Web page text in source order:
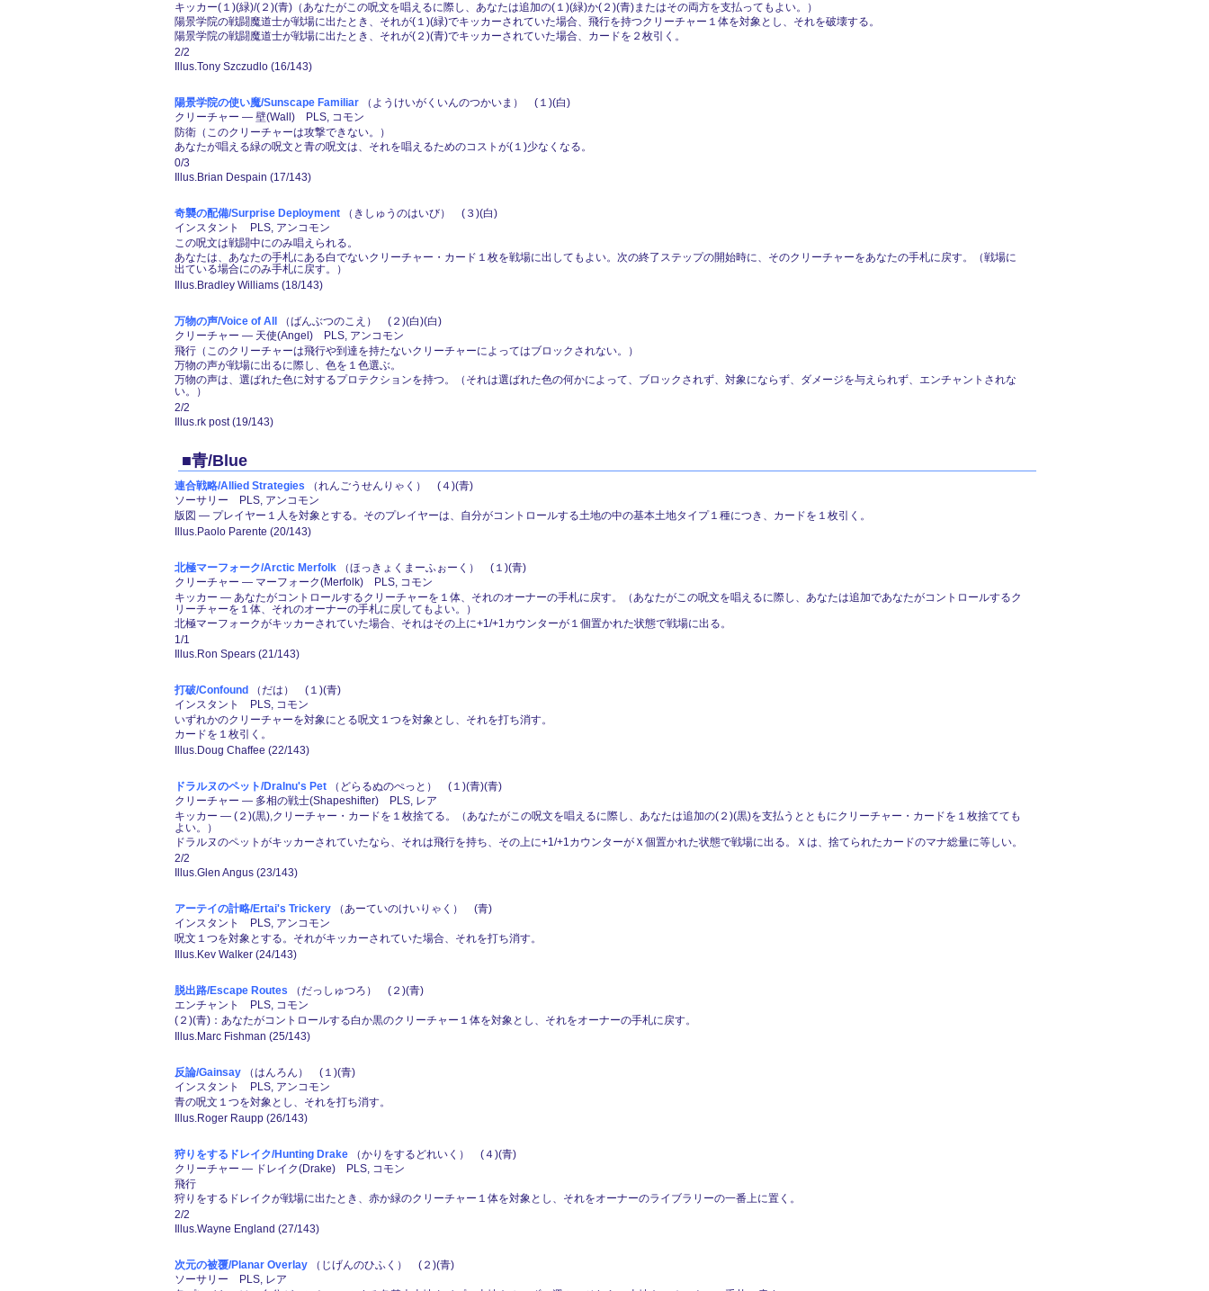
キッカー(１)(緑)/(２)(青)（あなたがこの呪文を唱えるに際し、あなたは追加の(１)(緑)か(２)(青)またはその両方を支払ってもよい。）
陽景学院の戦闘魔道士が戦場に出たとき、それが(１)(緑)でキッカーされていた場合、飛行を持つクリーチャー１体を対象とし、それを破壊する。
陽景学院の戦闘魔道士が戦場に出たとき、それが(２)(青)でキッカーされていた場合、カードを２枚引く。
2/2
Illus.Tony Szczudlo (16/143)
陽景学院の使い魔/Sunscape Familiar （ようけいがくいんのつかいま） (１)(白)
クリーチャー ― 壁(Wall) PLS, コモン
防衛（このクリーチャーは攻撃できない。）
あなたが唱える緑の呪文と青の呪文は、それを唱えるためのコストが(１)少なくなる。
0/3
Illus.Brian Despain (17/143)
奇襲の配備/Surprise Deployment （きしゅうのはいび） (３)(白)
インスタント PLS, アンコモン
この呪文は戦闘中にのみ唱えられる。
あなたは、あなたの手札にある白でないクリーチャー・カード１枚を戦場に出してもよい。次の終了ステップの開始時に、そのクリーチャーをあなたの手札に戻す。（戦場に
出ている場合にのみ手札に戻す。）
Illus.Bradley Williams (18/143)
万物の声/Voice of All
（ばんぶつのこえ） (２)(白)(白)
クリーチャー ― 天使(Angel) PLS, アンコモン
飛行（このクリーチャーは飛行や到達を持たないクリーチャーによってはブロックされない。）
万物の声が戦場に出るに際し、色を１色選ぶ。
万物の声は、選ばれた色に対するプロテクションを持つ。（それは選ばれた色の何かによって、ブロックされず、対象にならず、ダメージを与えられず、エンチャントされな
い。）
2/2
Illus.rk post (19/143)
■青/Blue
連合戦略/Allied Strategies （れんごうせんりゃく） (４)(青)
ソーサリー PLS, アンコモン
版図 ― プレイヤー１人を対象とする。そのプレイヤーは、自分がコントロールする土地の中の基本土地タイプ１種につき、カードを１枚引く。
Illus.Paolo Parente (20/143)
北極マーフォーク/Arctic Merfolk （ほっきょくまーふぉーく） (１)(青)
クリーチャー ― マーフォーク(Merfolk) PLS, コモン
キッカー ― あなたがコントロールするクリーチャーを１体、それのオーナーの手札に戻す。（あなたがこの呪文を唱えるに際し、あなたは追加であなたがコントロールするク
リーチャーを１体、それのオーナーの手札に戻してもよい。）
北極マーフォークがキッカーされていた場合、それはその上に+1/+1カウンターが１個置かれた状態で戦場に出る。
1/1
Illus.Ron Spears (21/143)
打破/Confound
（だは） (１)(青)
インスタント PLS, コモン
いずれかのクリーチャーを対象にとる呪文１つを対象とし、それを打ち消す。
カードを１枚引く。
Illus.Doug Chaffee (22/143)
ドラルヌのペット/Dralnu's Pet （どらるぬのぺっと） (１)(青)(青)
クリーチャー ― 多相の戦士(Shapeshifter) PLS, レア
キッカー ― (２)(黒),クリーチャー・カードを１枚捨てる。（あなたがこの呪文を唱えるに際し、あなたは追加の(２)(黒)を支払うとともにクリーチャー・カードを１枚捨てても
よい。）
ドラルヌのペットがキッカーされていたなら、それは飛行を持ち、その上に+1/+1カウンターがＸ個置かれた状態で戦場に出る。Ｘは、捨てられたカードのマナ総量に等しい。
2/2
Illus.Glen Angus (23/143)
アーテイの計略/Ertai's Trickery （あーていのけいりゃく） (青)
インスタント PLS, アンコモン
呪文１つを対象とする。それがキッカーされていた場合、それを打ち消す。
Illus.Kev Walker (24/143)
脱出路/Escape Routes （だっしゅつろ） (２)(青)
エンチャント PLS, コモン
(２)(青)：あなたがコントロールする白か黒のクリーチャー１体を対象とし、それをオーナーの手札に戻す。
Illus.Marc Fishman (25/143)
反論/Gainsay （はんろん） (１)(青)
インスタント PLS, アンコモン
青の呪文１つを対象とし、それを打ち消す。
Illus.Roger Raupp (26/143)
狩りをするドレイク/Hunting Drake （かりをするどれいく） (４)(青)
クリーチャー ― ドレイク(Drake) PLS, コモン
飛行
狩りをするドレイクが戦場に出たとき、赤か緑のクリーチャー１体を対象とし、それをオーナーのライブラリーの一番上に置く。
2/2
Illus.Wayne England (27/143)
次元の被覆/Planar Overlay （じげんのひふく） (２)(青)
ソーサリー PLS, レア